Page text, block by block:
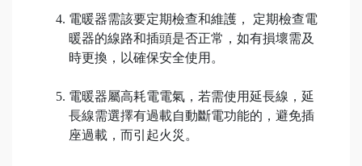
電暖器需該要定期檢查和維護， 定期檢查電
暖器的線路和插頭是否正常，如有損壞需及
時更換，以確保安全使用。
電暖器屬高耗電電氣，若需使用延長線，延
長線需選擇有過載自動斷電功能的，避免插
座過載，而引起火災。